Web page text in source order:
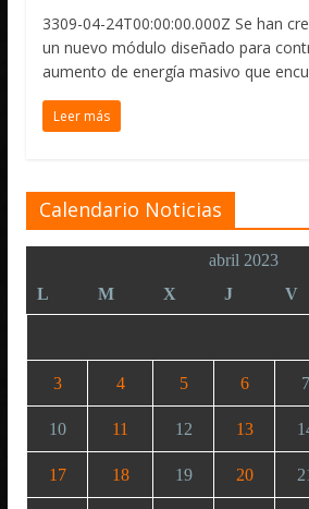
3309-04-24T00:00:00.000Z Se han
un nuevo módulo diseñado para
aumento de energía masivo que
Leer más
Calendario Noticias
abril 2023
L
M X J V
3 4 5 6 7
10 11 12 13
17 18 19 20